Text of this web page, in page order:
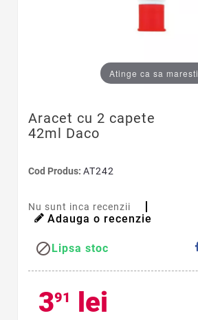
Atinge ca sa maresti
Aracet cu 2 capete
42ml Daco
Cod Produs: AT242
Nu sunt inca recenzii
Adauga o recenzie
Lipsa stoc
391 lei